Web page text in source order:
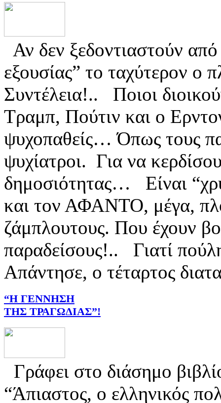
Αν δεν ξεδοντιαστούν
εξουσίας” το ταχύτερον ο
Συντέλεια!.. Ποιοι
Τραμπ, Πούτιν και ο
ψυχοπαθείς… Όπως τους
ψυχίατροι. Για να
δημοσιότητας… Είναι
και τον ΑΦΑΝΤΟ, μέγα,
ζάμπλουτους. Που έχουν
παραδείσους!.. Γιατί
Απάντησε, ο τέταρτος
“Η ΓΕΝΝΗΣΗ
ΤΗΣ ΤΡΑΓΩΔΙΑΣ”!
Γράφει στο διάσημο
“Άπιαστος, ο ελληνικός